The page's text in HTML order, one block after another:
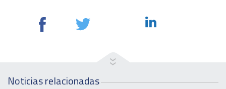
Noticias relacionadas